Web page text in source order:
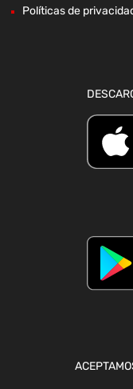
Políticas de